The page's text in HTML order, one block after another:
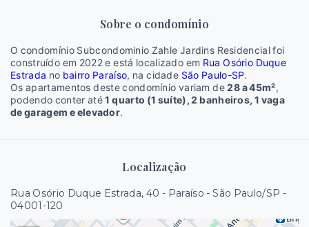
Sobre o condomínio
O condomínio Subcondominio Zahle Jardins Residencial foi
construído em 2022 e está localizado em Rua Osório Duque
Estrada no bairro Paraíso, na cidade São Paulo-SP.
Os apartamentos deste condomínio variam de28 a 45m²,
podendo conter até1 quarto (1 suíte), 2 banheiros, 1 vaga
de garagem e elevador.
Localização
Rua Osório Duque Estrada, 40 - Paraíso - São Paulo/SP -
04001-120